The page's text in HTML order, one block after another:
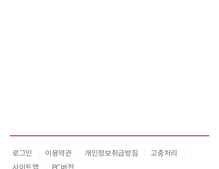
로그인 이용약관 개인정보취급방침
고충처리